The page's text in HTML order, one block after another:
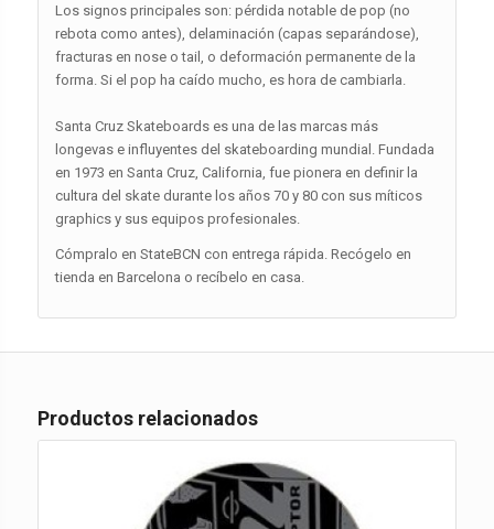
Los signos principales son: pérdida notable de pop (no
rebota como antes), delaminación (capas separándose),
fracturas en nose o tail, o deformación permanente de la
forma. Si el pop ha caído mucho, es hora de cambiarla.
Santa Cruz Skateboards es una de las marcas más
longevas e influyentes del skateboarding mundial. Fundada
en 1973 en Santa Cruz, California, fue pionera en definir la
cultura del skate durante los años 70 y 80 con sus míticos
graphics y sus equipos profesionales.
Cómpralo en StateBCN con entrega rápida. Recógelo en
tienda en Barcelona o recíbelo en casa.
Productos relacionados